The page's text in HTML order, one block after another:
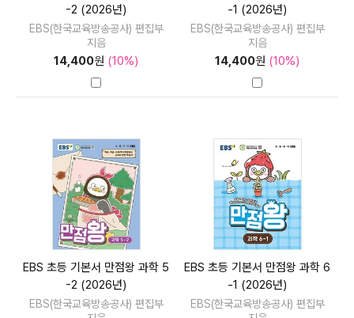
-2 (2026년)
EBS(한국교육방송공사) 편집부
지음
14,400원 (10%)
-1 (2026년)
EBS(한국교육방송공사) 편집부
지음
14,400원 (10%)
EBS 초등 기본서 만점왕 과학 5
-2 (2026년)
EBS(한국교육방송공사) 편집부
EBS 초등 기본서 만점왕 과학 6
-1 (2026년)
EBS(한국교육방송공사) 편집부